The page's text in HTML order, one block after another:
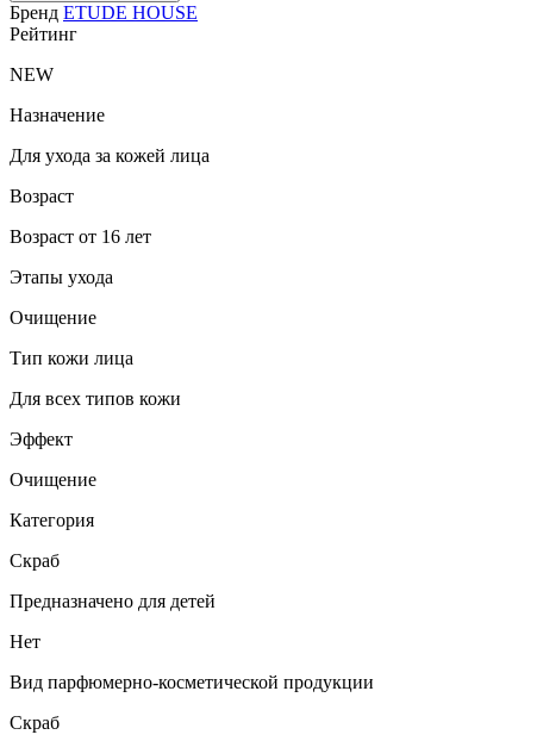
Бренд ETUDE HOUSE
Рейтинг
NEW
Назначение
Для ухода за кожей лица
Возраст
Возраст от 16 лет
Этапы ухода
Очищение
Тип кожи лица
Для всех типов кожи
Эффект
Очищение
Категория
Скраб
Предназначено для детей
Нет
Вид парфюмерно-косметической продукции
Скраб